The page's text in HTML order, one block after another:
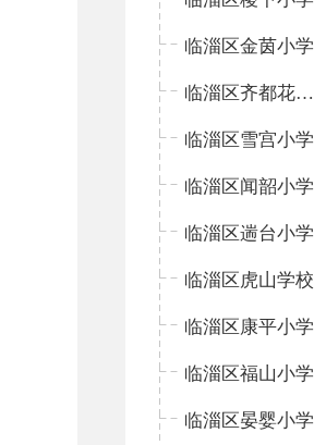
临淄区金茵小学
临淄区齐都花园小学
临淄区雪宫小学
临淄区闻韶小学
临淄区遄台小学
临淄区虎山学校
临淄区康平小学
临淄区福山小学
临淄区晏婴小学